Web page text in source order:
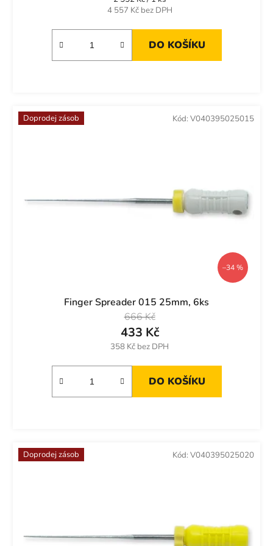
4 557 Kč bez DPH
cena:
DO KOŠÍKU
Doprodej zásob
–34 %
Finger Spreader 015 25mm, 6ks
358 Kč bez DPH
433 Kč
666 Kč
DO KOŠÍKU
Kód: V040395025015
Doprodej zásob Kód: V040395025020